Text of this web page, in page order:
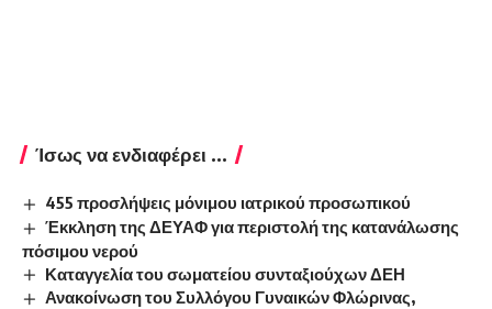
Ίσως να ενδιαφέρει ...
455 προσλήψεις μόνιμου ιατρικού προσωπικού
Έκκληση της ΔΕΥΑΦ για περιστολή της κατανάλωσης
πόσιμου νερού
Καταγγελία του σωματείου συνταξιούχων ΔΕΗ
Ανακοίνωση του Συλλόγου Γυναικών Φλώρινας,